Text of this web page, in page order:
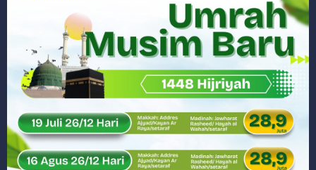
Gelar Musdalub, Ini Tujuan Partai Demokrat Sumbar
Wakili Gubernur Sumbar, Kabiro Kesra Hadiri dan Berikan Arahan pada MTQ Nasional ke-50 Tingkat Kec. Sungai Limau
RELIS KEJAKSAAN TINGGI SUMATERA BARAT
RELIS KEJAKSAAN TINGGI SUMATERA BARAT
RELIS KEJAKSAAN TINGGI SUMATERA BARAT
Peringati Hari Koperasi ke-79, Wagub Sumbar Dorong Koperasi Jadi Motor Penggerak Ekonomi Rakyat